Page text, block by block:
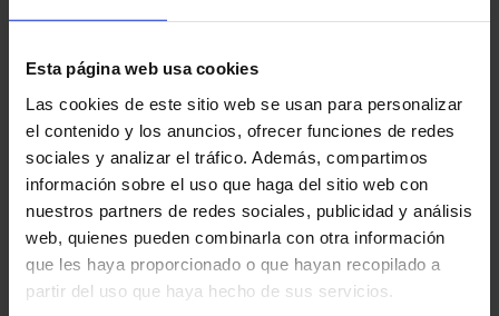
Esta página web usa cookies
Las cookies de este sitio web se usan para personalizar
el contenido y los anuncios, ofrecer funciones de redes
sociales y analizar el tráfico. Además, compartimos
información sobre el uso que haga del sitio web con
nuestros partners de redes sociales, publicidad y análisis
web, quienes pueden combinarla con otra información
que les haya proporcionado o que hayan recopilado a
partir del uso que haya hecho de sus servicios.
Informado, un documento con información importante
que deberás leer y firmar.
Si tu cita es para una Resonancia Magnética (RM), es
crucial que nos informes sobre la presencia de
marcapasos, objetos metálicos, prótesis (incluidas las
dentales), tatuajes o dispositivos de infusión de
medicamentos, como bombas de insulina.